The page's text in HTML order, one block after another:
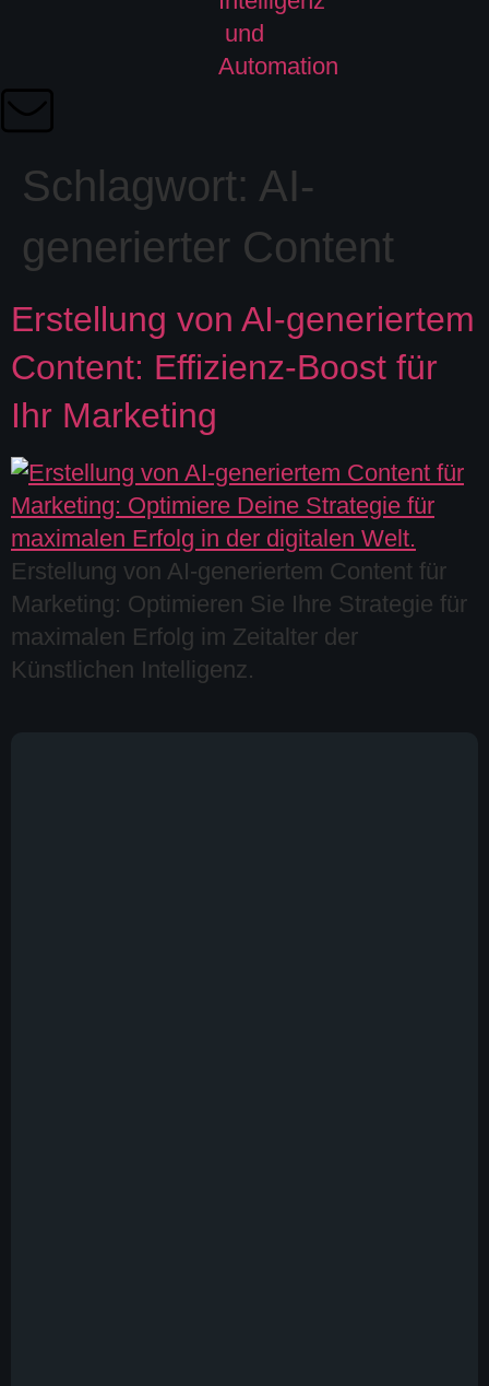
Schlagwort: AI-
generierter Content
Erstellung von AI-generiertem
Content: Effizienz-Boost für
Ihr Marketing
Erstellung von AI-generiertem Content für
Marketing: Optimieren Sie Ihre Strategie für
maximalen Erfolg im Zeitalter der
Künstlichen Intelligenz.